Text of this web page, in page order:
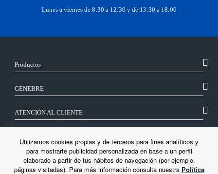
Lunes a viernes de 8:30 a 12:30 y de 13:30 a 18:00
Productos
GENEBRE
ATENCIÓN AL CLIENTE
LEGAL
Utilizamos cookies propias y de terceros para fines analíticos y
para mostrarte publicidad personalizada en base a un perfil
elaborado a partir de tus hábitos de navegación (por ejemplo,
páginas visitadas). Para más información consulta nuestra Política